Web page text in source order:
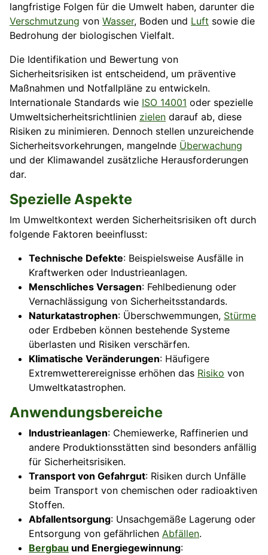
langfristige Folgen für die Umwelt haben, darunter die
Verschmutzung von Wasser, Boden und Luft sowie die
Bedrohung der biologischen Vielfalt.
Die Identifikation und Bewertung von
Sicherheitsrisiken ist entscheidend, um präventive
Maßnahmen und Notfallpläne zu entwickeln.
Internationale Standards wie ISO 14001 oder spezielle
Umweltsicherheitsrichtlinien zielen darauf ab, diese
Risiken zu minimieren. Dennoch stellen unzureichende
Sicherheitsvorkehrungen, mangelnde Überwachung
und der Klimawandel zusätzliche Herausforderungen
dar.
Spezielle Aspekte
Im Umweltkontext werden Sicherheitsrisiken oft durch
folgende Faktoren beeinflusst:
Technische Defekte: Beispielsweise Ausfälle in
Kraftwerken oder Industrieanlagen.
Menschliches Versagen: Fehlbedienung oder
Vernachlässigung von Sicherheitsstandards.
Naturkatastrophen: Überschwemmungen, Stürme
oder Erdbeben können bestehende Systeme
überlasten und Risiken verschärfen.
Klimatische Veränderungen: Häufigere
Extremwetterereignisse erhöhen das Risiko von
Umweltkatastrophen.
Anwendungsbereiche
Industrieanlagen: Chemiewerke, Raffinerien und
andere Produktionsstätten sind besonders anfällig
für Sicherheitsrisiken.
Transport von Gefahrgut: Risiken durch Unfälle
beim Transport von chemischen oder radioaktiven
Stoffen.
Abfallentsorgung: Unsachgemäße Lagerung oder
Entsorgung von gefährlichen Abfällen.
Bergbau und Energiegewinnung: